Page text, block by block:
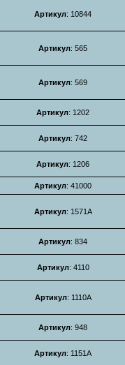
Артикул: 10844
Артикул: 565
Артикул: 569
Артикул: 1202
Артикул: 742
Артикул: 1206
Артикул: 41000
Артикул: 1571A
Артикул: 834
Артикул: 4110
Артикул: 1110A
Артикул: 948
Артикул: 1151A